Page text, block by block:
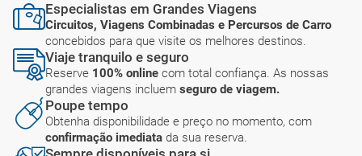
Especialistas em Grandes Viagens
Circuitos, Viagens Combinadas e Percursos de Carro
concebidos para que visite os melhores destinos.
Viaje tranquilo e seguro
Reserve 100% online com total confiança. As nossas
grandes viagens incluem seguro de viagem.
Poupe tempo
Obtenha disponibilidade e preço no momento, com
confirmação imediata da sua reserva.